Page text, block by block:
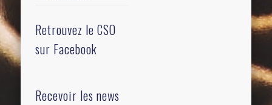
Retrouvez le CSO
sur Facebook
Recevoir les news